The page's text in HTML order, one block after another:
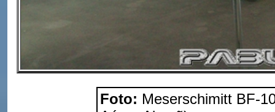
Foto: Meserschimitt BF-